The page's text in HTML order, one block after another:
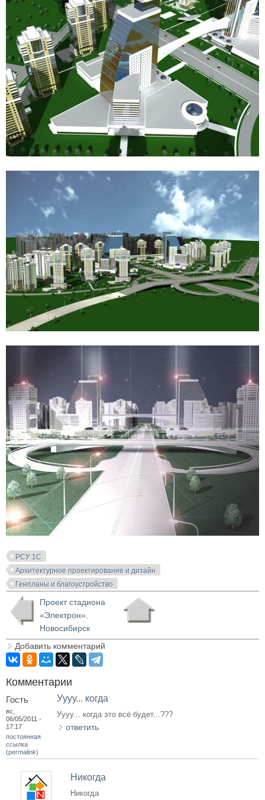
РСУ 1С
Архитектурное проектирование и дизайн
Генпланы и благоустройство
Проект стадиона
«Электрон».
Новосибирск
Добавить комментарий
Комментарии
Гость
вс,
06/05/2011 -
17:17
постоянная
ссылка
(permalink)
Уууу... когда
Уууу... когда это всё будет...???
ответить
Никогда
Никогда